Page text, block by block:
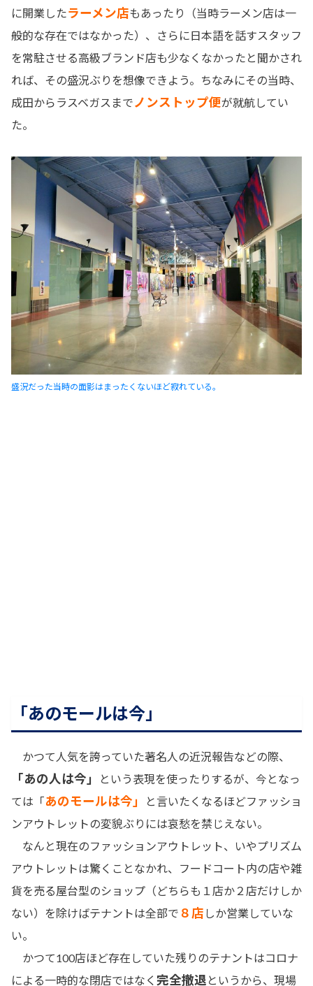
に開業したラーメン店もあったり（当時ラーメン店は一
般的な存在ではなかった）、さらに日本語を話すスタッフ
を常駐させる高級ブランド店も少なくなかったと聞かされ
れば、その盛況ぶりを想像できよう。ちなみにその当時、
成田からラスベガスまでノンストップ便が就航してい
た。
盛況だった当時の面影はまったくないほど寂れている。
「あのモールは今」
かつて人気を誇っていた著名人の近況報告などの際、
「あの人は今」
という表現を使ったりするが、今となっ
ては「あのモールは今」
と言いたくなるほどファッショ
ンアウトレットの変貌ぶりには哀愁を禁じえない。
なんと現在のファッションアウトレット、いやプリズム
アウトレットは驚くことなかれ、フードコート内の店や雑
貨を売る屋台型のショップ（どちらも１店か２店だけしか
ない）を除けばテナントは全部で ８店 しか営業していな
い。
かつて100店ほど存在していた残りのテナントはコロナ
による一時的な閉店ではなく 完全撤退 というから、現場